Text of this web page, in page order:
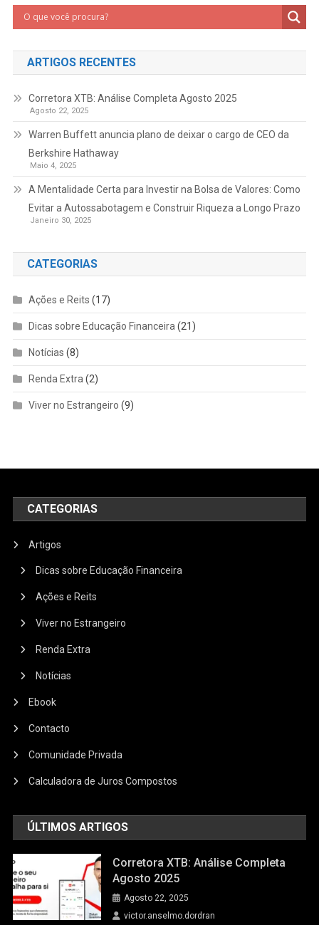
ARTIGOS RECENTES
Corretora XTB: Análise Completa Agosto 2025
Agosto 22, 2025
Warren Buffett anuncia plano de deixar o cargo de CEO da
Berkshire Hathaway
Maio 4, 2025
A Mentalidade Certa para Investir na Bolsa de Valores: Como
Evitar a Autossabotagem e Construir Riqueza a Longo Prazo
Janeiro 30, 2025
CATEGORIAS
Ações e Reits (17)
Dicas sobre Educação Financeira (21)
Notícias (8)
Renda Extra (2)
Viver no Estrangeiro (9)
CATEGORIAS
Artigos
Dicas sobre Educação Financeira
Ações e Reits
Viver no Estrangeiro
Renda Extra
Notícias
Ebook
Contacto
Comunidade Privada
Calculadora de Juros Compostos
ÚLTIMOS ARTIGOS
Corretora XTB: Análise Completa
Agosto 2025
Agosto 22, 2025
victor.anselmo.dordran